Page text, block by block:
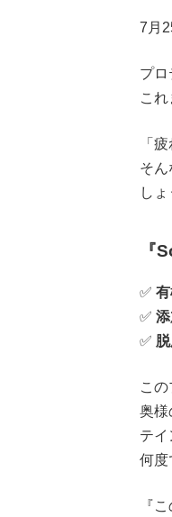
7月
プロ
こ
「
そ
しょ
『
✅
✅
✅
こ
奥様
テイ
何度
『